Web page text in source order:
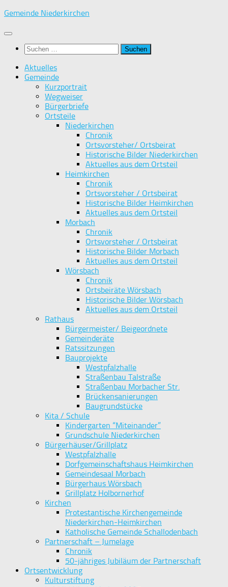
Zum
springen
Gemeinde Niederkirchen
Suchen
nach:
Aktuelles
Gemeinde
Kurzportrait
Wegweiser
Bürgerbriefe
Ortsteile
Niederkirchen
Chronik
Ortsvorsteher/ Ortsbeirat
Historische Bilder Niederkirchen
Aktuelles aus dem Ortsteil
Heimkirchen
Chronik
Ortsvorsteher / Ortsbeirat
Historische Bilder Heimkirchen
Aktuelles aus dem Ortsteil
Morbach
Chronik
Ortsvorsteher / Ortsbeirat
Historische Bilder Morbach
Aktuelles aus dem Ortsteil
Wörsbach
Chronik
Ortsbeiräte Wörsbach
Historische Bilder Wörsbach
Aktuelles aus dem Ortsteil
Rathaus
Bürgermeister/ Beigeordnete
Gemeinderäte
Ratssitzungen
Bauprojekte
Westpfalzhalle
Straßenbau Talstraße
Straßenbau Morbacher Str.
Brückensanierungen
Baugrundstücke
Kita / Schule
Kindergarten “Miteinander”
Grundschule Niederkirchen
Bürgerhäuser/Grillplatz
Westpfalzhalle
Dorfgemeinschaftshaus Heimkirchen
Gemeindesaal Morbach
Bürgerhaus Wörsbach
Grillplatz Holbornerhof
Kirchen
Protestantische Kirchengemeinde
Niederkirchen-Heimkirchen
Katholische Gemeinde Schallodenbach
Partnerschaft – Jumelage
Chronik
50-jähriges Jubiläum der Partnerschaft
Ortsentwicklung
Kulturstiftung